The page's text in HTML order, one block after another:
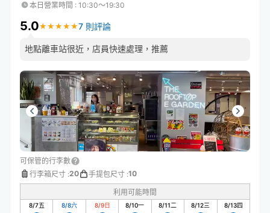
本日營業時間 : 10:30〜19:30
5.0★ ★ ★ ★ ★
★ ★ ★ ★ ★7 則評論
地點離車站很近，店員快速處理，推薦
可保管的行李數
行李箱尺寸 :20 手提包尺寸 :10
利用可能時間
8/7五 8/8六 8/9日 8/10一 8/11二 8/12三 8/13四